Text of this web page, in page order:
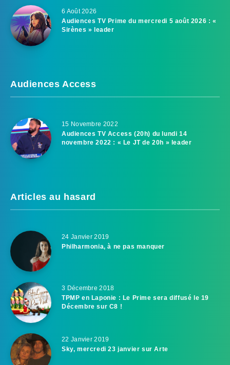
6 Août 2026
Audiences TV Prime du mercredi 5 août 2026 : «
Sirènes » leader
Audiences Access
15 Novembre 2022
Audiences TV Access (20h) du lundi 14
novembre 2022 : « Le JT de 20h » leader
Articles au hasard
24 Janvier 2019
Philharmonia, à ne pas manquer
3 Décembre 2018
TPMP en Laponie : Le Prime sera diffusé le 19
Décembre sur C8 !
22 Janvier 2019
Sky, mercredi 23 janvier sur Arte